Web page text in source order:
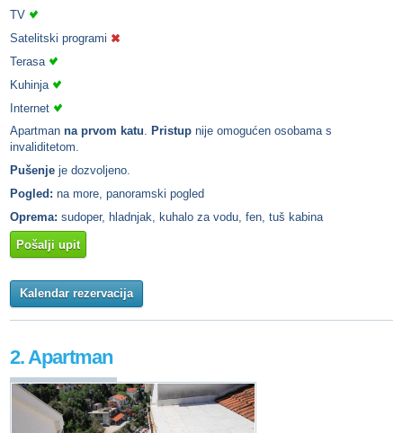
TV
Satelitski programi
Terasa
Kuhinja
Internet
Apartman na prvom katu. Pristup nije omogućen osobama s
invaliditetom.
Pušenje je dozvoljeno.
Pogled: na more, panoramski pogled
Oprema: sudoper, hladnjak, kuhalo za vodu, fen, tuš kabina
Pošalji upit
Kalendar rezervacija
2. Apartman